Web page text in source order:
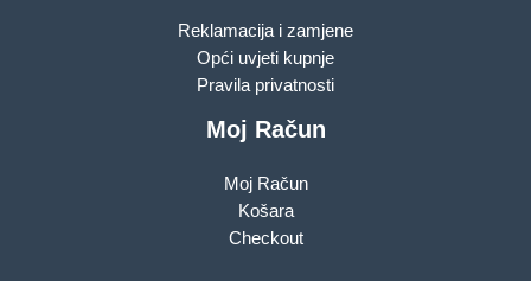
Reklamacija i zamjene
Opći uvjeti kupnje
Pravila privatnosti
Moj Račun
Moj Račun
Košara
Checkout